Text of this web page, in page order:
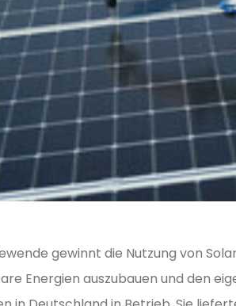
gewinnt die Nutzung von
Energien auszubauen und den